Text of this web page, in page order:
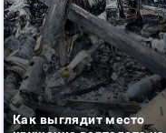
Как выглядит место